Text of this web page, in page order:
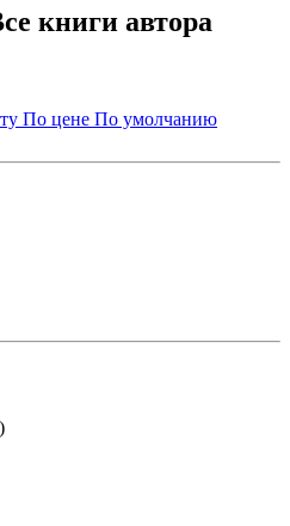
книги автора
По цене По умолчанию